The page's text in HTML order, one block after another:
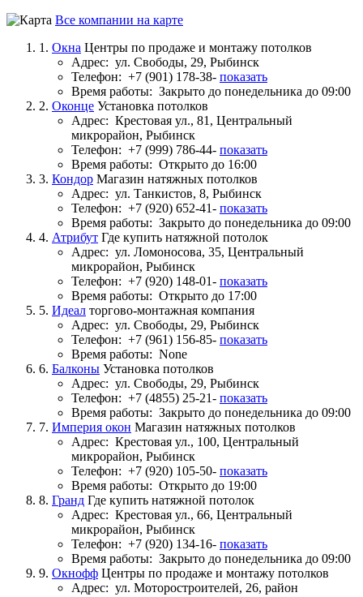
Все компании на карте
1. Окна Центры по продаже и монтажу потолков
Адрес: ул. Свободы, 29, Рыбинск
Телефон: +7 (901) 178-38- показать
Время работы: Закрыто до понедельника до 09:00
2. Оконце Установка потолков
Адрес: Крестовая ул., 81, Центральный
микрорайон, Рыбинск
Телефон: +7 (999) 786-44- показать
Время работы: Открыто до 16:00
3. Кондор Магазин натяжных потолков
Адрес: ул. Танкистов, 8, Рыбинск
Телефон: +7 (920) 652-41- показать
Время работы: Закрыто до понедельника до 09:00
4. Атрибут Где купить натяжной потолок
Адрес: ул. Ломоносова, 35, Центральный
микрорайон, Рыбинск
Телефон: +7 (920) 148-01- показать
Время работы: Открыто до 17:00
5. Идеал торгово-монтажная компания
Адрес: ул. Свободы, 29, Рыбинск
Телефон: +7 (961) 156-85- показать
Время работы: None
6. Балконы Установка потолков
Адрес: ул. Свободы, 29, Рыбинск
Телефон: +7 (4855) 25-21- показать
Время работы: Закрыто до понедельника до 09:00
7. Империя окон Магазин натяжных потолков
Адрес: Крестовая ул., 100, Центральный
микрорайон, Рыбинск
Телефон: +7 (920) 105-50- показать
Время работы: Открыто до 19:00
8. Гранд Где купить натяжной потолок
Адрес: Крестовая ул., 66, Центральный
микрорайон, Рыбинск
Телефон: +7 (920) 134-16- показать
Время работы: Закрыто до понедельника до 09:00
9. Окнофф Центры по продаже и монтажу потолков
Адрес: ул. Моторостроителей, 26, район